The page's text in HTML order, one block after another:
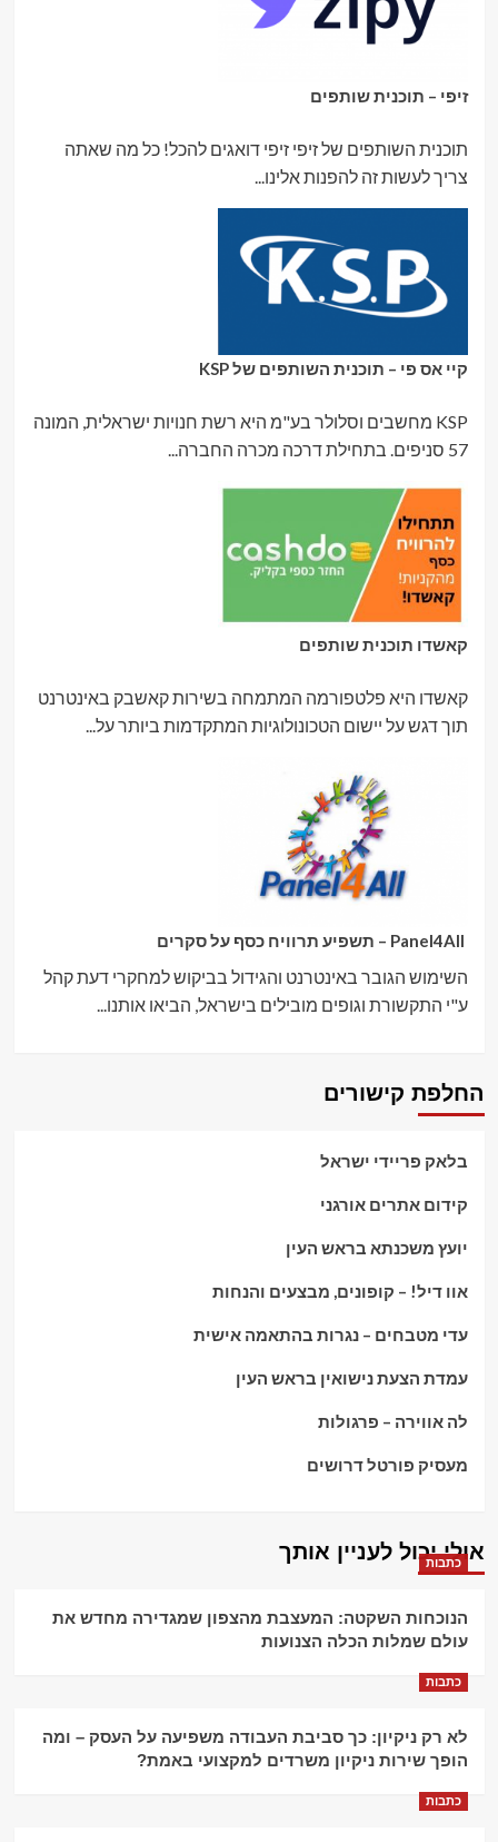
זיפי – תוכנית שותפים
תוכנית השותפים של זיפי זיפי דואגים להכל! כל מה שאתה
צריך לעשות זה להפנות אלינו...
קיי אס פי – תוכנית השותפים של KSP
KSP מחשבים וסלולר בע"מ היא רשת חנויות ישראלית, המונה
57 סניפים. בתחילת דרכה מכרה החברה...
קאשדו תוכנית שותפים
קאשדו היא פלטפורמה המתמחה בשירות קאשבק באינטרנט
תוך דגש על יישום הטכונולוגיות המתקדמות ביותר על...
השימוש הגובר באינטרנט והגידול בביקוש למחקרי דעת קהל
ע"י התקשורת וגופים מובילים בישראל, הביאו אותנו...
החלפת קישורים
בלאק פריידי ישראל
קידום אתרים אורגני
יועץ משכנתא בראש העין
אוו דיל! – קופונים, מבצעים והנחות
עדי מטבחים – נגרות בהתאמה אישית
עמדת הצעת נישואין בראש העין
לה אווירה – פרגולות
מעסיק פורטל דרושים
אולי יכול לעניין אותך
כתבות
הנוכחות השקטה: המעצבת מהצפון שמגדירה מחדש את
עולם שמלות הכלה הצנועות
כתבות
לא רק ניקיון: כך סביבת העבודה משפיעה על העסק – ומה
הופך שירות ניקיון משרדים למקצועי באמת?
כתבות